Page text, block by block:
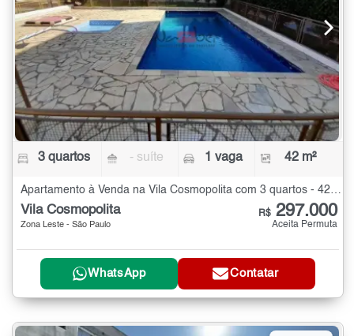
3 quartos - suíte 1 vaga 42 m²
Vila Cosmopolita
Zona Leste - São Paulo
R$ 297.000
Aceita Permuta
WhatsApp Contatar